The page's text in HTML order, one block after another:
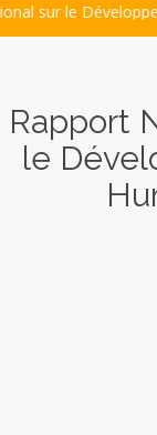
sur le
Rapport
le